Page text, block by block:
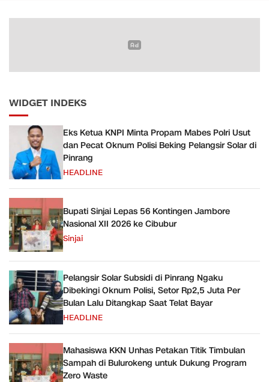
WIDGET INDEKS
Eks Ketua KNPI Minta Propam Mabes Polri Usut
dan Pecat Oknum Polisi Beking Pelangsir Solar di
Pinrang
HEADLINE
Bupati Sinjai Lepas 56 Kontingen Jambore
Nasional XII 2026 ke Cibubur
Sinjai
Pelangsir Solar Subsidi di Pinrang Ngaku
Dibekingi Oknum Polisi, Setor Rp2,5 Juta Per
Bulan Lalu Ditangkap Saat Telat Bayar
HEADLINE
Mahasiswa KKN Unhas Petakan Titik Timbulan
Sampah di Bulurokeng untuk Dukung Program
Zero Waste